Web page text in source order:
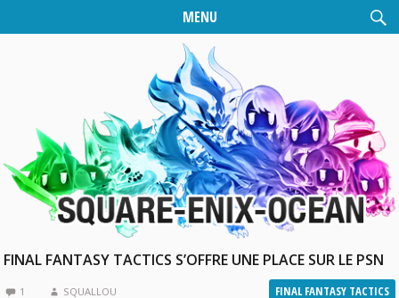
MENU
FINAL FANTASY TACTICS S’OFFRE UNE PLACE SUR LE PSN
FINAL FANTASY TACTICS
1 SQUALLOU